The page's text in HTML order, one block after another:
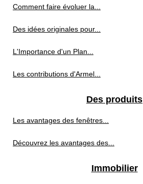
Comment faire évoluer la...
Des idées originales pour...
L'Importance d'un Plan...
Les contributions d'Armel...
Des produits
Les avantages des fenêtres...
Découvrez les avantages des...
Immobilier